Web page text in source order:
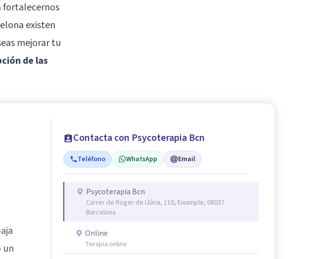
fortalecernos
existen
mejorar tu
de las
un
Contacta con Psycoterapia Bcn
Teléfono WhatsApp Email
Psycoterapia Bcn
Carrer de Roger de Llúria, 110, Eixample, 08037
Barcelona
Online
Terapia online